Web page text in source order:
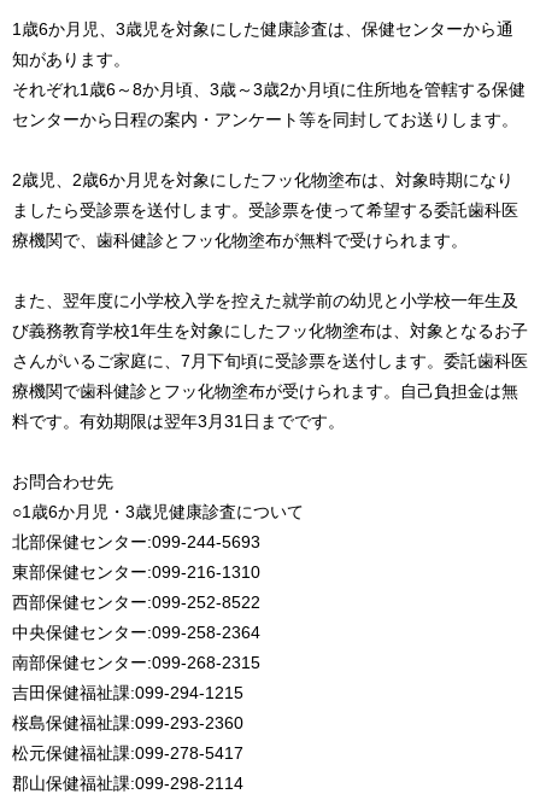
1歳6か月児、3歳児を対象にした健康診査は、保健センターから通
知があります。
それぞれ1歳6～8か月頃、3歳～3歳2か月頃に住所地を管轄する保健
センターから日程の案内・アンケート等を同封してお送りします。
2歳児、2歳6か月児を対象にしたフッ化物塗布は、対象時期になり
ましたら受診票を送付します。受診票を使って希望する委託歯科医
療機関で、歯科健診とフッ化物塗布が無料で受けられます。
また、翌年度に小学校入学を控えた就学前の幼児と小学校一年生及
び義務教育学校1年生を対象にしたフッ化物塗布は、対象となるお子
さんがいるご家庭に、7月下旬頃に受診票を送付します。委託歯科医
療機関で歯科健診とフッ化物塗布が受けられます。自己負担金は無
料です。有効期限は翌年3月31日までです。
お問合わせ先
○1歳6か月児・3歳児健康診査について
北部保健センター:099-244-5693
東部保健センター:099-216-1310
西部保健センター:099-252-8522
中央保健センター:099-258-2364
南部保健センター:099-268-2315
吉田保健福祉課:099-294-1215
桜島保健福祉課:099-293-2360
松元保健福祉課:099-278-5417
郡山保健福祉課:099-298-2114